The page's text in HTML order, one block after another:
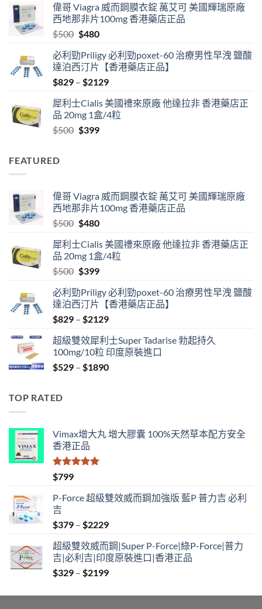
$529
through
偉哥 Viagra 威而鋼膜衣錠 萬艾可 美國輝瑞原廠
西地那非片100mg 香港藥店正品
$500 Original
was:
$500.
$480Current
is:
$480.
必利勁Priligy 必利勁poxet-60 治療男性早洩 鹽酸
達泊西汀片【香港藥店正品】
$829 – $2129Price
$829
through
犀利士Cialis 美國禮來原廠 他達拉非 香港藥店正
品 20mg 1盒/4粒
$500 Original
$399Current
FEATURED
偉哥 Viagra 威而鋼膜衣錠 萬艾可 美國輝瑞原廠
西地那非片100mg 香港藥店正品
$500 Original
was:
$500.
$480Current
is:
$480.
犀利士Cialis 美國禮來原廠 他達拉非 香港藥店正
品 20mg 1盒/4粒
$500 Original
was:
$500.
$399Current
is:
$399.
必利勁Priligy 必利勁poxet-60 治療男性早洩 鹽酸
達泊西汀片【香港藥店正品】
$829 – $2129Price
$829
through
$2129
超級雙效犀利士Super Tadarise 勃起持久
100mg/10粒 印度原裝進口
$529 – $1890Price
TOP RATED
Vimax增大丸 增大膠囊 100%天然草本配方安全
香港正品
評分
滿分 5
$799
P-Force 超級雙效威而鋼加強版 藍P 普力吉 必利
吉
$379 – $2229Price
$379
through
$2229
超級雙效威而鋼|Super P-Force|綠P-Force|普力
吉|必利吉|印度原裝進口|香港正品
$329 – $2199Price
$329